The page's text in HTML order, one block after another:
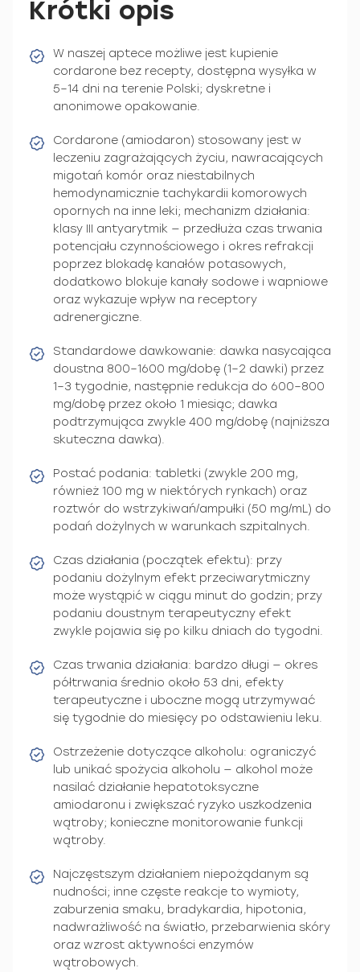
Krótki opis
W naszej aptece możliwe jest kupienie
cordarone bez recepty, dostępna wysyłka w
5–14 dni na terenie Polski; dyskretne i
anonimowe opakowanie.
Cordarone (amiodaron) stosowany jest w
leczeniu zagrażających życiu, nawracających
migotań komór oraz niestabilnych
hemodynamicznie tachykardii komorowych
opornych na inne leki; mechanizm działania:
klasy III antyarytmik — przedłuża czas trwania
potencjału czynnościowego i okres refrakcji
poprzez blokadę kanałów potasowych,
dodatkowo blokuje kanały sodowe i wapniowe
oraz wykazuje wpływ na receptory
adrenergiczne.
Standardowe dawkowanie: dawka nasycająca
doustna 800–1600 mg/dobę (1–2 dawki) przez
1–3 tygodnie, następnie redukcja do 600–800
mg/dobę przez około 1 miesiąc; dawka
podtrzymująca zwykle 400 mg/dobę (najniższa
skuteczna dawka).
Postać podania: tabletki (zwykle 200 mg,
również 100 mg w niektórych rynkach) oraz
roztwór do wstrzykiwań/ampułki (50 mg/mL) do
podań dożylnych w warunkach szpitalnych.
Czas działania (początek efektu): przy
podaniu dożylnym efekt przeciwarytmiczny
może wystąpić w ciągu minut do godzin; przy
podaniu doustnym terapeutyczny efekt
zwykle pojawia się po kilku dniach do tygodni.
Czas trwania działania: bardzo długi — okres
półtrwania średnio około 53 dni, efekty
terapeutyczne i uboczne mogą utrzymywać
się tygodnie do miesięcy po odstawieniu leku.
Ostrzeżenie dotyczące alkoholu: ograniczyć
lub unikać spożycia alkoholu — alkohol może
nasilać działanie hepatotoksyczne
amiodaronu i zwiększać ryzyko uszkodzenia
wątroby; konieczne monitorowanie funkcji
wątroby.
Najczęstszym działaniem niepożądanym są
nudności; inne częste reakcje to wymioty,
zaburzenia smaku, bradykardia, hipotonia,
nadwrażliwość na światło, przebarwienia skóry
oraz wzrost aktywności enzymów
wątrobowych.